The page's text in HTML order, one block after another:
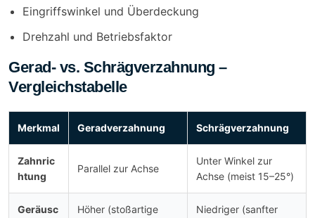
Eingriffswinkel und Überdeckung
Drehzahl und Betriebsfaktor
Gerad- vs. Schrägverzahnung –
Vergleichstabelle
Merkmal Geradverzahnung Schrägverzahnung
Zahnric
htung
Parallel zur Achse
Unter Winkel zur
Achse (meist 15–25°)
Geräusc
Höher (stoßartige
Niedriger (sanfter